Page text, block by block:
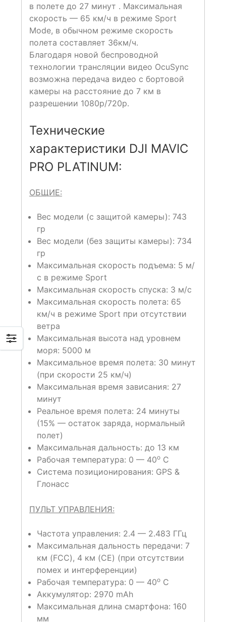
в полете до 27 минут . Максимальная
скорость — 65 км/ч в режиме Sport
Mode, в обычном режиме скорость
полета составляет 36км/ч.
Благодаря новой беспроводной
технологии трансляции видео OcuSync
возможна передача видео с бортовой
камеры на расстояние до 7 км в
разрешении 1080p/720p.
Технические
характеристики DJI MAVIC
PRO PLATINUM:
ОБЩИЕ:
Вес модели (с защитой камеры): 743
гр
Вес модели (без защиты камеры): 734
гр
Максимальная скорость подъема: 5 м/
с в режиме Sport
Максимальная скорость спуска: 3 м/с
Максимальная скорость полета: 65
км/ч в режиме Sport при отсутствии
ветра
Максимальная высота над уровнем
моря: 5000 м
Максимальное время полета: 30 минут
(при скорости 25 км/ч)
Максимальная время зависания: 27
минут
Реальное время полета: 24 минуты
(15% — остаток заряда, нормальный
полет)
Максимальная дальность: до 13 км
Рабочая температура: 0 — 40o C
Система позиционирования: GPS &
Глонасс
ПУЛЬТ УПРАВЛЕНИЯ:
Частота управления: 2.4 — 2.483 ГГц
Максимальная дальность передачи: 7
км (FCC), 4 км (CE) (при отсутствии
помех и интерференции)
Рабочая температура: 0 — 40o C
Аккумулятор: 2970 mAh
Максимальная длина смартфона: 160
мм